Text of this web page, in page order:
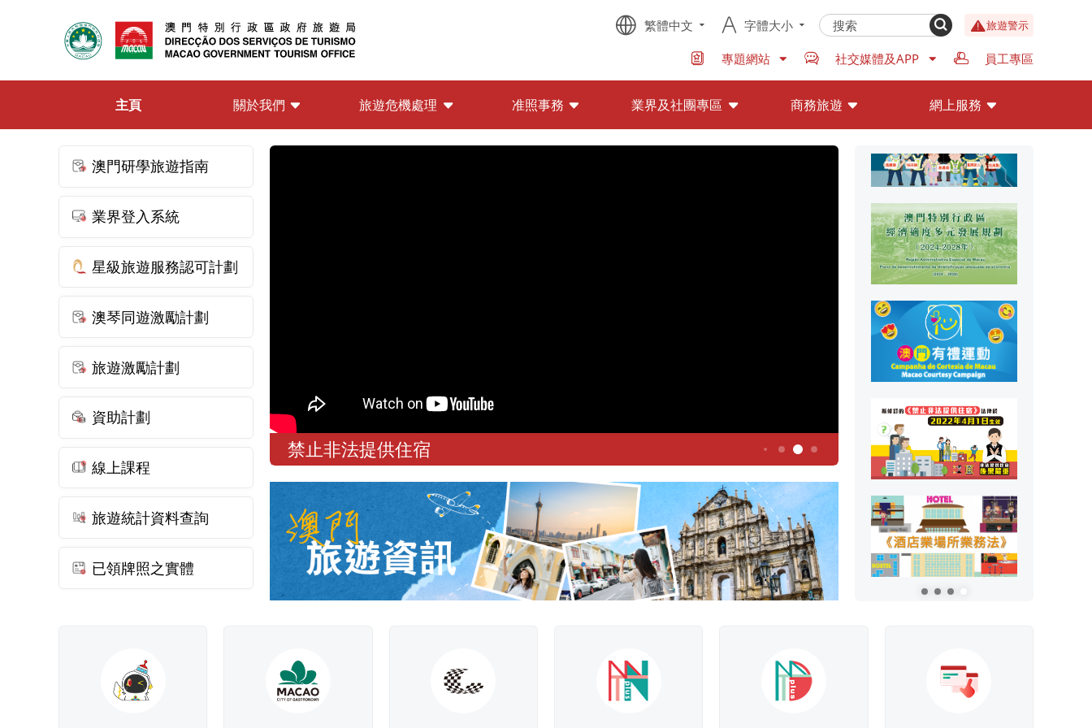
繁體中文 字體大小 旅遊警示
專題網站 社交媒體及APP 員工專區
主頁 關於我們 旅遊危機處理 准照事務 業界及社團專區 商務旅遊 網上服務
澳門研學旅遊指南
業界登入系統
星級旅遊服務認可計劃
澳琴同遊激勵計劃
旅遊激勵計劃
資助計劃
線上課程
旅遊統計資料查詢
已領牌照之實體
澳門有禮運動 - 旅遊大使，你我都是 4 5 6